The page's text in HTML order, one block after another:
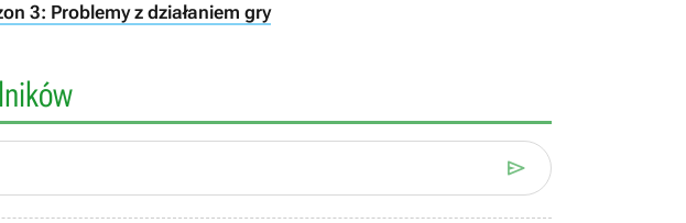
3: Problemy z działaniem gry
